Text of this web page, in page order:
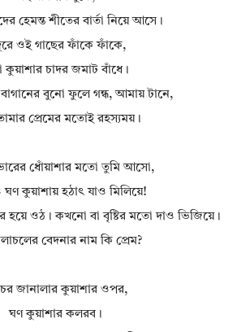
হেমন্ত শীতের বার্তা নিয়ে আসে।
ওই গাছের ফাঁকে ফাঁকে,
কুয়াশার চাদর জমাট বাঁধে।
বুনো ফুলে গন্ধ, আমায় টানে,
প্রেমের মতোই রহস্যময়।
ধোঁয়াশার মতো তুমি আসো,
কুয়াশায় হঠাৎ যাও মিলিয়ে!
ওঠ। কখনো বা বৃষ্টির মতো দাও ভিজিয়ে।
বেদনার নাম কি প্রেম?
জানালার কুয়াশার ওপর,
ঘণ কুয়াশার কলরব।